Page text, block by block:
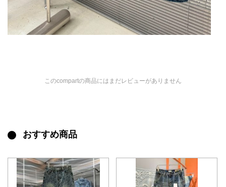
このcompartの商品にはまだレビューがありません
おすすめ商品